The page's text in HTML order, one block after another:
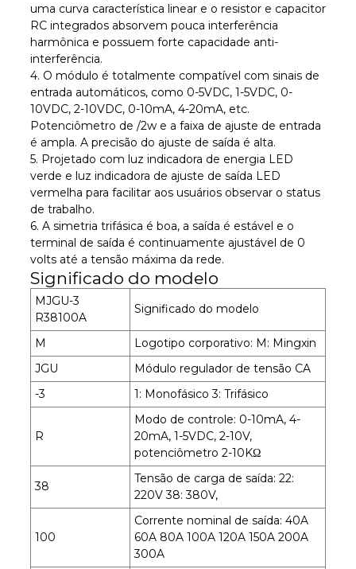
uma curva característica linear e o resistor e capacitor
RC integrados absorvem pouca interferência
harmônica e possuem forte capacidade anti-
interferência.
4. O módulo é totalmente compatível com sinais de
entrada automáticos, como 0-5VDC, 1-5VDC, 0-
10VDC, 2-10VDC, 0-10mA, 4-20mA, etc.
Potenciômetro de /2w e a faixa de ajuste de entrada
é ampla. A precisão do ajuste de saída é alta.
5. Projetado com luz indicadora de energia LED
verde e luz indicadora de ajuste de saída LED
vermelha para facilitar aos usuários observar o status
de trabalho.
6. A simetria trifásica é boa, a saída é estável e o
terminal de saída é continuamente ajustável de 0
volts até a tensão máxima da rede.
Significado do modelo
MJGU-3
R38100A
Significado do modelo
M
Logotipo corporativo: M: Mingxin
JGU
Módulo regulador de tensão CA
-3
1: Monofásico 3: Trifásico
R
Modo de controle: 0-10mA, 4-
20mA, 1-5VDC, 2-10V,
potenciômetro 2-10KΩ
38
Tensão de carga de saída: 22:
220V 38: 380V,
100
Corrente nominal de saída: 40A
60A 80A 100A 120A 150A 200A
300A